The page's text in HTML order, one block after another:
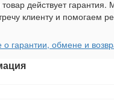
действует гарантия.
клиенту и помогаем
гарантии, обмене и